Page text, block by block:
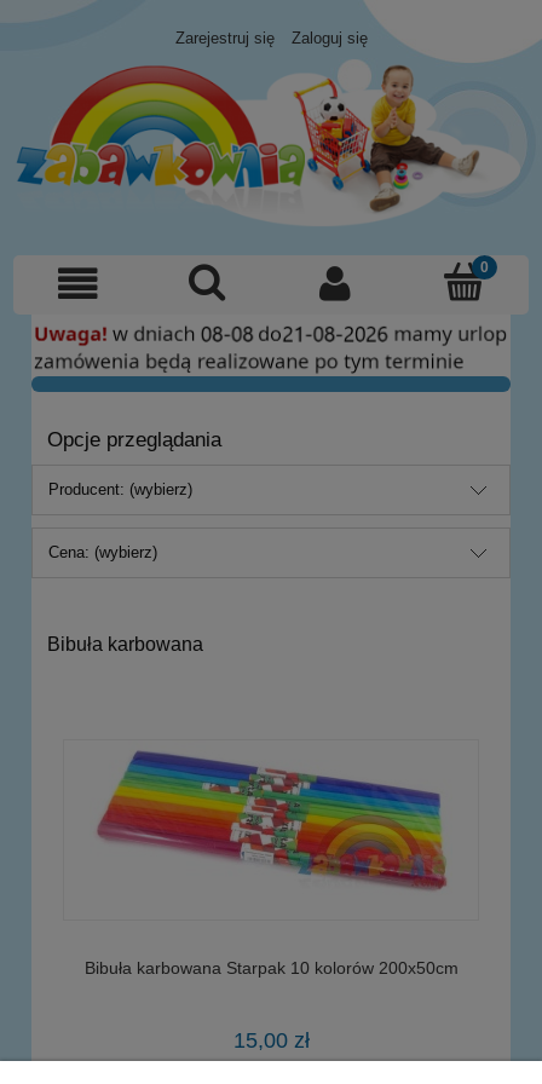
Zarejestruj się Zaloguj się
Opcje przeglądania
Producent: (wybierz)
Cena: (wybierz)
Bibuła karbowana
Bibuła karbowana Starpak 10 kolorów 200x50cm
15,00 zł